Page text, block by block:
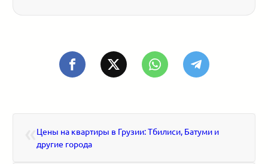
Цены на квартиры в Грузии: Тбилиси, Батуми и
другие города